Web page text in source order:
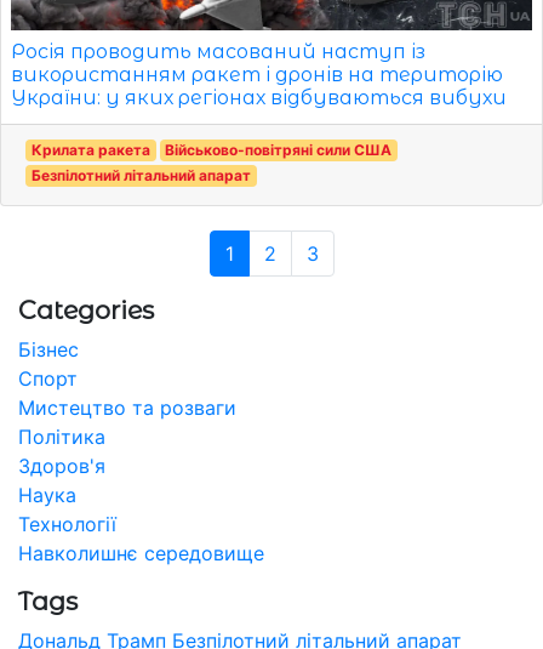
Росія проводить масований наступ із
використанням ракет і дронів на територію
України: у яких регіонах відбуваються вибухи
Крилата ракета
Військово-повітряні сили США
Безпілотний літальний апарат
1 2 3
Categories
Бізнес
Спорт
Мистецтво та розваги
Політика
Здоров'я
Наука
Технології
Навколишнє середовище
Tags
Дональд Трамп Безпілотний літальний апарат